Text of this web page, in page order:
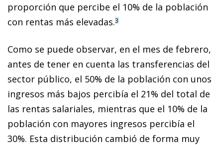
proporción que percibe el 10% de la población
con rentas más elevadas.3
Como se puede observar, en el mes de febrero,
antes de tener en cuenta las transferencias del
sector público, el 50% de la población con unos
ingresos más bajos percibía el 21% del total de
las rentas salariales, mientras que el 10% de la
población con mayores ingresos percibía el
30%. Esta distribución cambió de forma muy